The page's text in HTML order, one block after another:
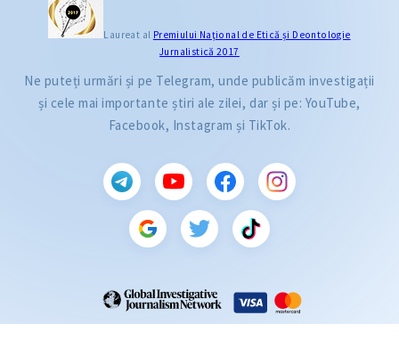
Laureat al Premiului Naţional de Etică și Deontologie
Jurnalistică 2017
Ne puteți urmări și pe Telegram, unde publicăm investigații
și cele mai importante știri ale zilei, dar și pe: YouTube,
Facebook, Instagram și TikTok.